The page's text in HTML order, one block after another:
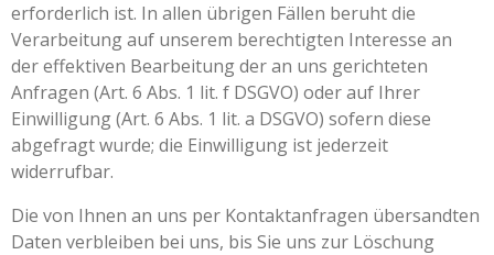
erforderlich ist. In allen übrigen Fällen beruht die
Verarbeitung auf unserem berechtigten Interesse an
der effektiven Bearbeitung der an uns gerichteten
Anfragen (Art. 6 Abs. 1 lit. f DSGVO) oder auf Ihrer
Einwilligung (Art. 6 Abs. 1 lit. a DSGVO) sofern diese
abgefragt wurde; die Einwilligung ist jederzeit
widerrufbar.
Die von Ihnen an uns per Kontaktanfragen übersandten
Daten verbleiben bei uns, bis Sie uns zur Löschung